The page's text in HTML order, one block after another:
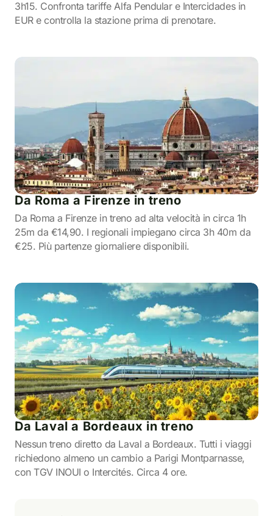
3h15. Confronta tariffe Alfa Pendular e Intercidades in
EUR e controlla la stazione prima di prenotare.
Da Roma a Firenze in treno
Da Roma a Firenze in treno ad alta velocità in circa 1h
25m da €14,90. I regionali impiegano circa 3h 40m da
€25. Più partenze giornaliere disponibili.
Da Laval a Bordeaux in treno
Nessun treno diretto da Laval a Bordeaux. Tutti i viaggi
richiedono almeno un cambio a Parigi Montparnasse,
con TGV INOUI o Intercités. Circa 4 ore.